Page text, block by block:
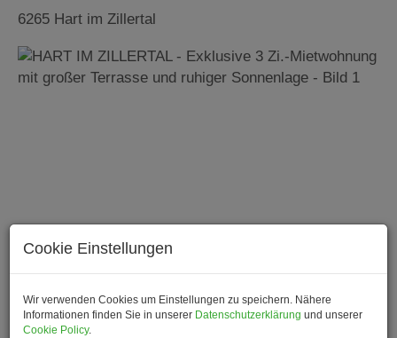
6265 Hart im Zillertal
Cookie Einstellungen
Wir verwenden Cookies um Einstellungen zu speichern. Nähere
Informationen finden Sie in unserer Datenschutzerklärung und unserer
Cookie Policy.